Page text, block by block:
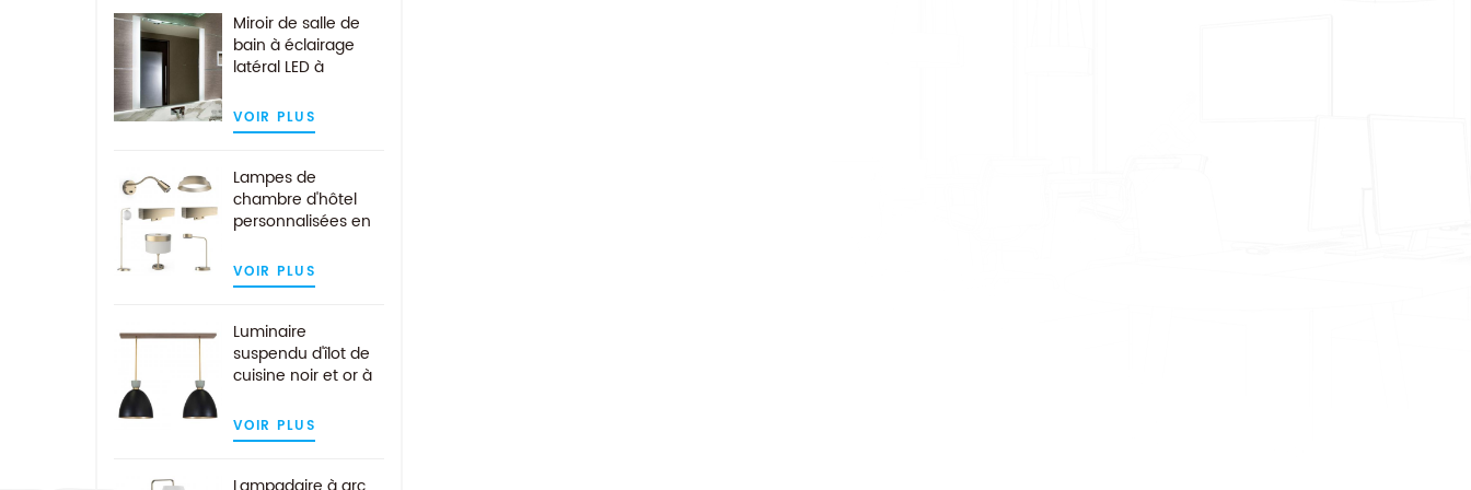
Miroir de salle de
bain à éclairage
latéral LED à
pour hôtel
VOIR PLUS
Lampes de
chambre d'hôtel
personnalisées en
modernes
VOIR PLUS
Luminaire
suspendu d'îlot de
cuisine noir et or à
moderne
VOIR PLUS